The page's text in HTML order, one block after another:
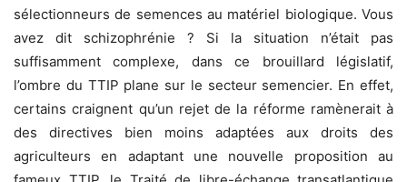
sélectionneurs de semences au matériel biologique. Vous
avez dit schizophrénie ? Si la situation n’était pas
suffisamment complexe, dans ce brouillard législatif,
l’ombre du TTIP plane sur le secteur semencier. En effet,
certains craignent qu’un rejet de la réforme ramènerait à
des directives bien moins adaptées aux droits des
agriculteurs en adaptant une nouvelle proposition au